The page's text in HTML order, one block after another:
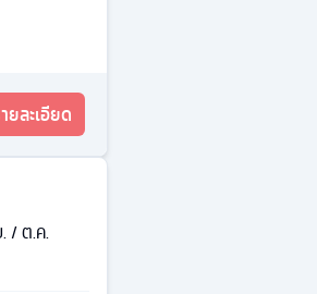
ยละเอียด
/ ต.ค.